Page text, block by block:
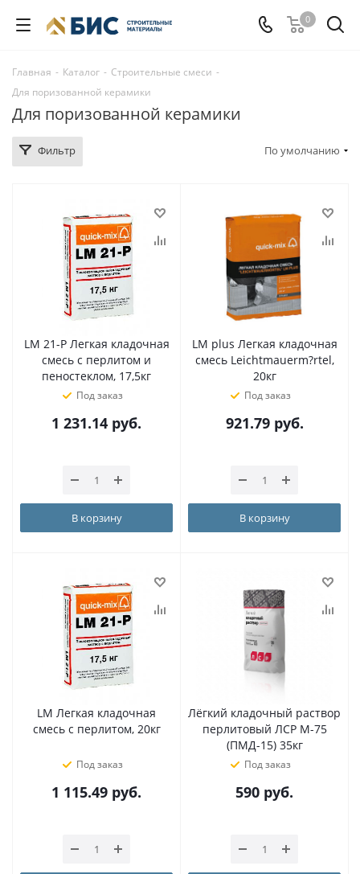
0
Главная - Каталог - Строительные смеси -
Для поризованной керамики
Для поризованной керамики
Фильтр По умолчанию
LM 21-P Легкая кладочная
смесь с перлитом и
пеностеклом, 17,5кг
Под заказ
1 231.14 руб.
В корзину
LM plus Легкая кладочная
смесь Leichtmauerm?rtel,
20кг
Под заказ
921.79руб.
В корзину
LM Легкая кладочная
смесь с перлитом, 20кг
Под заказ
1 115.49 руб.
Лёгкий кладочный раствор
перлитовый ЛСР М-75
(ПМД-15) 35кг
Под заказ
590 руб.